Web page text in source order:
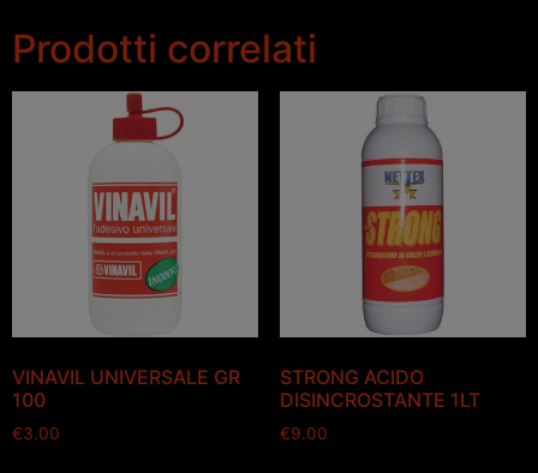
Prodotti correlati
VINAVIL UNIVERSALE GR
100
€3.00
STRONG ACIDO
DISINCROSTANTE 1LT
€9.00